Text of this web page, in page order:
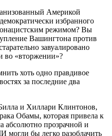
Америкой
избранного
режимом? Вы
Вашингтона против
завуалировано
во «вторжении»?
хоть одно правдивое
за последние два
и Хиллари Клинтонов,
Обамы, которая привела к
абсолютно прозрачной и
бы легко разоблачить